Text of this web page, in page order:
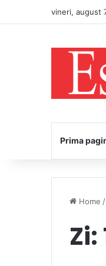
vineri, august
Prima
Home /
Zi: